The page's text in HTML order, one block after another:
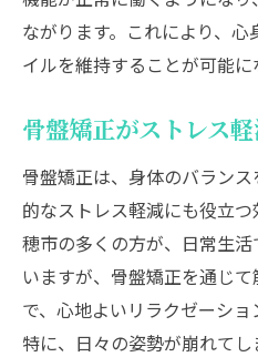
専門的なアドバイ
施術を受ける際の心
ながります。これにより、
イルを維持することが可能に
骨盤矯正がストレス
骨盤矯正は、身体のバラン
的なストレス軽減にも役立
穂市の多くの方が、日常生
いますが、骨盤矯正を通じ
で、心地よいリラクゼーショ
特に、日々の姿勢が崩れて